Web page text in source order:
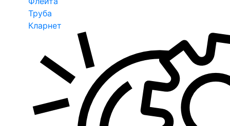
Труба
Кларнет